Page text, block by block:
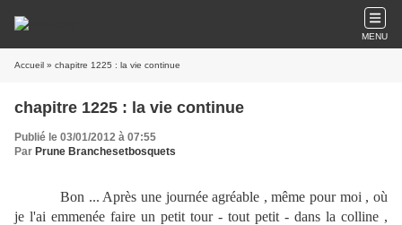
MENU
Accueil » chapitre 1225 : la vie continue
chapitre 1225 : la vie continue
Publié le 03/01/2012 à 07:55
Par Prune Branchesetbosquets
Bon ... Après une journée agréable , même pour moi , où
je l'ai emmenée faire un petit tour - tout petit - dans la colline ,